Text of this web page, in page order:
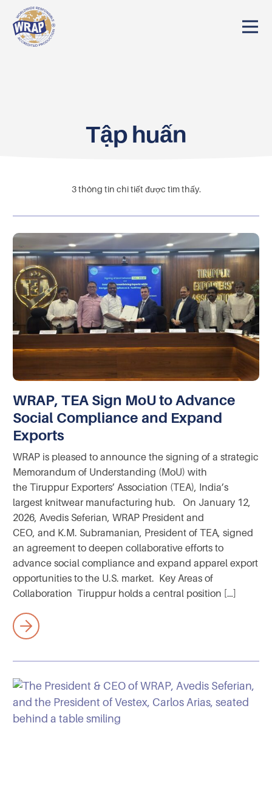
Tập huấn
3 thông tin chi tiết được tìm thấy.
WRAP, TEA Sign MoU to Advance
Social Compliance and Expand
Exports
WRAP is pleased to announce the signing of a strategic
Memorandum of Understanding (MoU) with
the Tiruppur Exporters’ Association (TEA), India’s
largest knitwear manufacturing hub. On January 12,
2026, Avedis Seferian, WRAP President and
CEO, and K.M. Subramanian, President of TEA, signed
an agreement to deepen collaborative efforts to
advance social compliance and expand apparel export
opportunities to the U.S. market. Key Areas of
Collaboration Tiruppur holds a central position […]